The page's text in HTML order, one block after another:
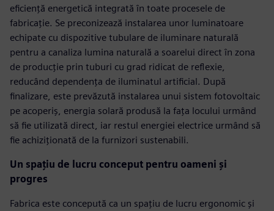
eficiență energetică integrată în toate procesele de
fabricație. Se preconizează instalarea unor luminatoare
echipate cu dispozitive tubulare de iluminare naturală
pentru a canaliza lumina naturală a soarelui direct în zona
de producție prin tuburi cu grad ridicat de reflexie,
reducând dependența de iluminatul artificial. După
finalizare, este prevăzută instalarea unui sistem fotovoltaic
pe acoperiș, energia solară produsă la fața locului urmând
să fie utilizată direct, iar restul energiei electrice urmând să
fie achiziționată de la furnizori sustenabili.
Un spațiu de lucru conceput pentru oameni și
progres
Fabrica este concepută ca un spațiu de lucru ergonomic și